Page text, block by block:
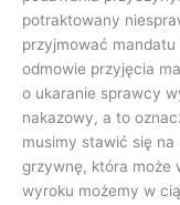
potraktowany
przyjmować
odmowie przyjęcia
o ukaranie sprawcy
nakazowy, a to
musimy stawić się na
grzywnę, która może
wyroku możemy w